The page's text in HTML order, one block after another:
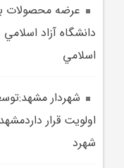
عرضه محصولات
دانشگاه آزاد
اسلامي
شهردار
اولويت قرار
شهرد